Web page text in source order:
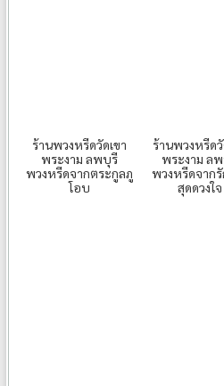
ร้านพวงหรีดวัดเขา
พระงาม ลพบุรี
พวงหรีดจากตระกูลภู
โอบ
ร้านพวงหรีดวั
พระงาม ล
พวงหรีดจาก
สุดดวงใจ